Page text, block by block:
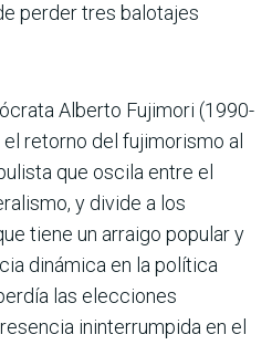
perder tres balotajes
Alberto Fujimori (1990-
retorno del fujimorismo al
que oscila entre el
y divide a los
tiene un arraigo popular y
dinámica en la política
las elecciones
ininterrumpida en el